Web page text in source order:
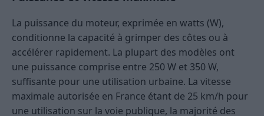
La puissance du moteur, exprimée en watts (W),
conditionne la capacité à grimper des côtes ou à
accélérer rapidement. La plupart des modèles ont
une puissance comprise entre 250 W et 350 W,
suffisante pour une utilisation urbaine. La vitesse
maximale autorisée en France étant de 25 km/h pour
une utilisation sur la voie publique, la majorité des